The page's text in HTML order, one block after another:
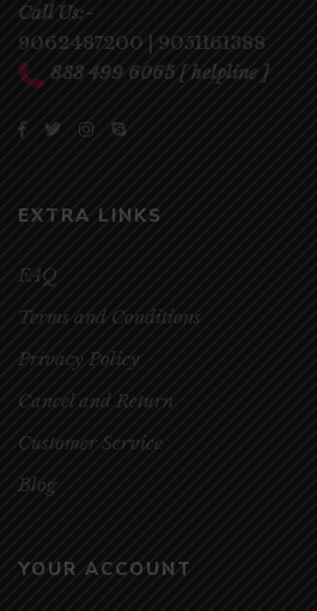
Call Us:-
9062487200 | 9051161388
833 499 6065 [ helpline ]
EXTRA LINKS
FAQ
Terms and Conditions
Privacy Policy
Cancel and Return
Customer Service
Blog
YOUR ACCOUNT